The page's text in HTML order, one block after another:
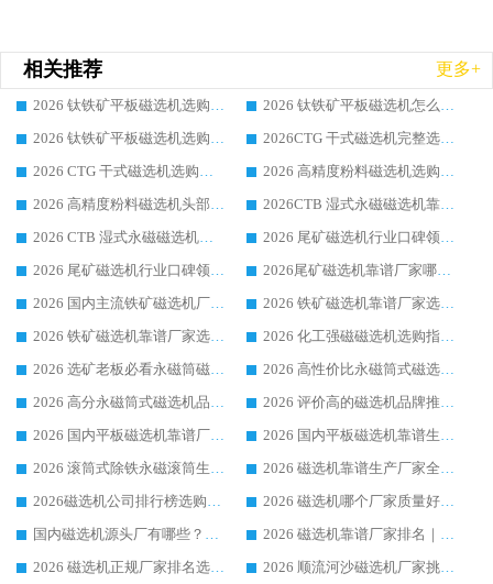
相关推荐 更多+
2026 钛铁矿平板磁选机选购全攻略 市场公认优质品牌厂家实力排行榜
2026 钛铁矿平板磁选机怎么选 靠谱生产企业实力排行榜选购参考攻略
2026 钛铁矿平板磁选机选购指南 行业口碑优选品牌生产企业实力排行榜
2026CTG 干式磁选机完整选购指南 行业口碑顶尖靠谱生产龙头厂家实力推荐
2026 CTG 干式磁选机选购指南|行业口碑靠谱生产厂家领域强者推荐
2026 高精度粉料磁选机选购全攻略 行业优质品牌华体会手机网页版-华体会(中国) 实力深度解析
2026 高精度粉料磁选机头部厂家选购指南 行业口碑靠谱品牌推荐 领域强者华体会手机网页版-华体会(中国) 解析
2026CTB 湿式永磁磁选机靠谱厂家实力排行榜 铁矿选矿设备采购全流程选购指南
2026 CTB 湿式永磁磁选机选购指南|行业口碑良好品牌推荐，领域强者华体会手机网页版-华体会(中国)
2026 尾矿磁选机行业口碑领域强者，源头直供国内主流厂家华体会手机网页版-华体会(中国) 一站式服务
2026 尾矿磁选机行业口碑领域强者，源头直供国内主流厂家华体会手机网页版-华体会(中国) 一站式服务
2026尾矿磁选机靠谱厂家哪家好 行业口碑领域强者华体会手机网页版-华体会(中国) 推荐
2026 国内主流铁矿磁选机厂家选购指南|行业口碑好品牌推荐，领域强者华体会手机网页版-华体会(中国)
2026 铁矿磁选机靠谱厂家选购全攻略 行业标杆华体会手机网页版-华体会(中国) 设备性价比出众
2026 铁矿磁选机靠谱厂家选购指南，领域强者华体会手机网页版-华体会(中国) 铁矿磁选机性价比高
2026 化工强磁磁选机选购指南 5 家行业口碑靠谱厂家领域强者推荐
2026 选矿老板必看永磁筒磁选机推荐 行业头部品牌口碑设备选购全攻略
2026 高性价比永磁筒式磁选机品牌盘点 行业强者口碑实测选购完整指南
2026 高分永磁筒式磁选机品牌推荐 选矿设备强者对比测评采购避坑全攻略
2026 评价高的磁选机品牌推荐选购指南，永磁筒式磁选机设备领域强者全景行业口碑解析
2026 国内平板磁选机靠谱厂家排名 行业实测口碑设备按需选购全指南
2026 国内平板磁选机靠谱生产厂家推荐排名|行业口碑选购指南，领域强者按需选设备
2026 滚筒式除铁永磁滚筒生产厂家推荐排名|行业口碑选购指南，领域强者源头厂商精选
2026 磁选机靠谱生产厂家全梳理 分场景选型行业头部品牌选购参考攻略
2026磁选机公司排行榜选购指南|正规源头厂家推荐，领域强者高性价比靠谱信赖品牌
2026 磁选机哪个厂家质量好？十大靠谱磁电企业排名选购指南
国内磁选机源头厂有哪些？2026 综合实力排名与采购避坑技巧
2026 磁选机靠谱厂家排名｜华体会手机网页版-华体会(中国) 高性价比磁选机磁电品牌
2026 磁选机正规厂家排名选购指南|行业口碑信赖品牌推荐性价比高靠谱磁电企业
2026 顺流河沙磁选机厂家挑选攻略 | 业内口碑龙头企业高性价比品牌推荐